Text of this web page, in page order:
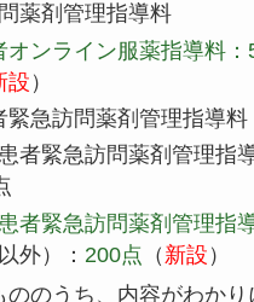
薬剤管理指導料
オンライン服薬指導料：
設 ）
緊急訪問薬剤管理指導料
者緊急訪問薬剤管理指
者緊急訪問薬剤管理指
外）： 200点 （ 新設 ）
のうち、内容がわかり